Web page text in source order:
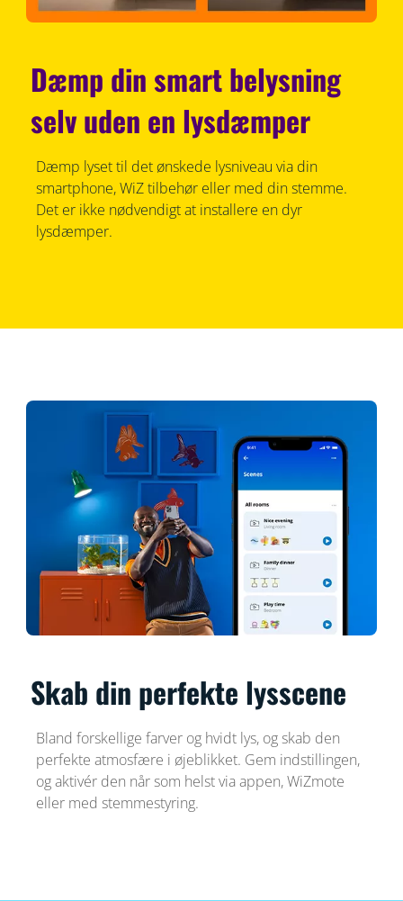
Dæmp din smart belysning
selv uden en lysdæmper
Dæmp lyset til det ønskede lysniveau via din
smartphone, WiZ tilbehør eller med din stemme.
Det er ikke nødvendigt at installere en dyr
lysdæmper.
Skab din perfekte lysscene
Bland forskellige farver og hvidt lys, og skab den
perfekte atmosfære i øjeblikket. Gem indstillingen,
og aktivér den når som helst via appen, WiZmote
eller med stemmestyring.